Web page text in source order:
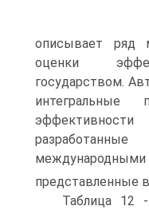
описывает ряд
оценки
государством.
интегральные
эффективности
представленные
Таблица 12